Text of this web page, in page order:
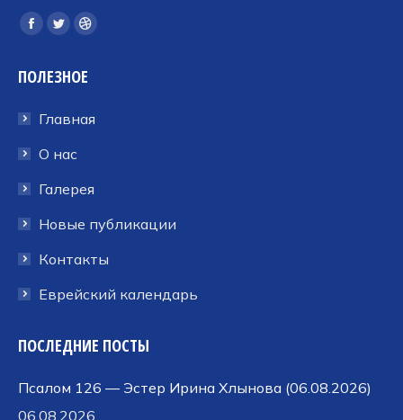
Ищите нас:
Страница
открывается
новом
окне
Страница
открывается
новом
окне
Страница
открывается
новом
ПОЛЕЗНОЕ
Главная
О нас
Галерея
Новые публикации
Контакты
Еврейский календарь
ПОСЛЕДНИЕ ПОСТЫ
Псалом 126 — Эстер Ирина Хлынова (06.08.2026)
06.08.2026